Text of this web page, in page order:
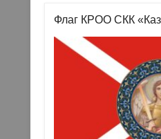
Флаг КРОО СКК